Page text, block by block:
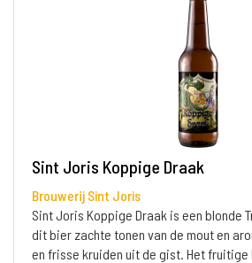
Sint Joris Koppige Draak
Brouwerij Sint Joris
Sint Joris Koppige Draak is een blonde
dit bier zachte tonen van de mout en
en frisse kruiden uit de gist. Het